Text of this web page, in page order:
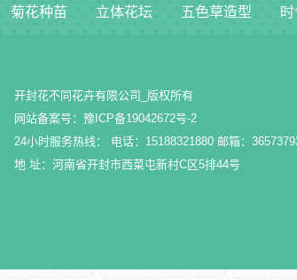
菊花种苗 立体花坛 五色草造型
开封花不同花卉有限公司_版权所有
网站备案号： 豫ICP备19042672号-2
24小时服务热线： 电话：15188321880 邮箱：
地 址：河南省开封市西菜屯新村C区5排44号